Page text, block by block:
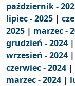
październik -
lipiec - 2025 |
2025 | marzec -
grudzień - 2024 |
wrzesień - 2024 |
czerwiec - 2024 |
marzec - 2024 |